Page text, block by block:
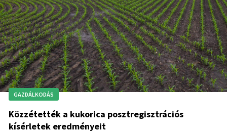
GAZDÁLKODÁS
Közzétették a kukorica posztregisztrációs
kísérletek eredményeit